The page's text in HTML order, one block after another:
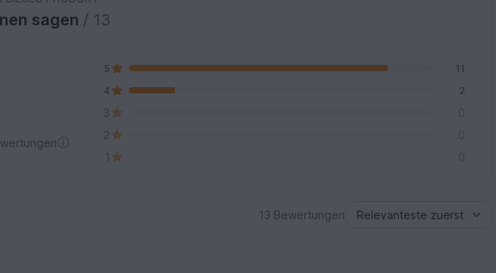
sagen / 13
5
11
4
2
3
0
2
0
1
0
13 Bewertungen